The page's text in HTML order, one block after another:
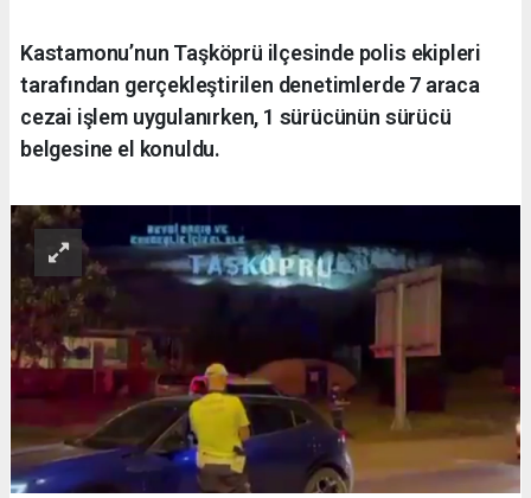
Kastamonu’nun Taşköprü ilçesinde polis ekipleri
tarafından gerçekleştirilen denetimlerde 7 araca
cezai işlem uygulanırken, 1 sürücünün sürücü
belgesine el konuldu.